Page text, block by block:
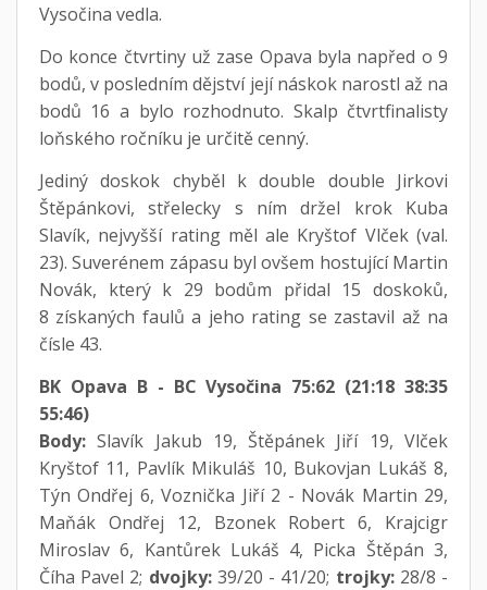
Vysočina vedla.
Do konce čtvrtiny už zase Opava byla napřed o 9
bodů, v posledním dějství její náskok narostl až na
bodů 16 a bylo rozhodnuto. Skalp čtvrtfinalisty
loňského ročníku je určitě cenný.
Jediný doskok chyběl k double double Jirkovi
Štěpánkovi, střelecky s ním držel krok Kuba
Slavík, nejvyšší rating měl ale Kryštof Vlček (val.
23). Suverénem zápasu byl ovšem hostující Martin
Novák, který k 29 bodům přidal 15 doskoků,
8 získaných faulů a jeho rating se zastavil až na
čísle 43.
BK Opava B - BC Vysočina 75:62 (21:18 38:35
55:46)
Body:Slavík Jakub 19, Štěpánek Jiří 19, Vlček
Kryštof 11, Pavlík Mikuláš 10, Bukovjan Lukáš 8,
Týn Ondřej 6, Voznička Jiří 2 - Novák Martin 29,
Maňák Ondřej 12, Bzonek Robert 6, Krajcigr
Miroslav 6, Kantůrek Lukáš 4, Picka Štěpán 3,
Číha Pavel 2; dvojky:39/20 - 41/20; trojky: 28/8 -